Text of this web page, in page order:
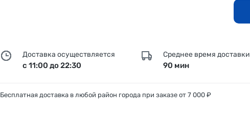
Доставка осуществляется
с 11:00 до 22:30
Среднее время доставки
90 мин
Бесплатная доставка в любой район города при заказе от 7 000 ₽